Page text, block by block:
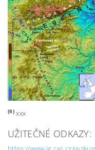
(6)xxx
UŽITEČNÉ ODKAZY: